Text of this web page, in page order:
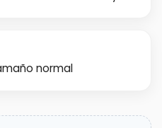
normal